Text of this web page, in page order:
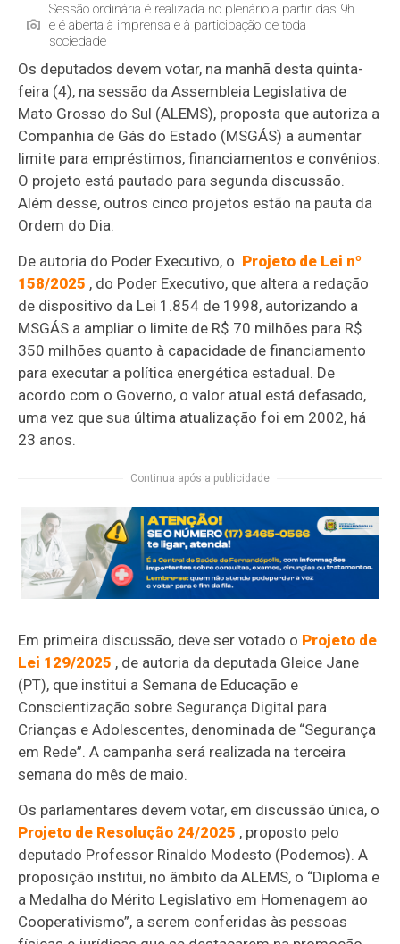
Sessão ordinária é realizada no plenário a partir das 9h
e é aberta à imprensa e à participação de toda
sociedade
Os deputados devem votar, na manhã desta quinta-
feira (4), na sessão da Assembleia Legislativa de
Mato Grosso do Sul (ALEMS), proposta que autoriza a
Companhia de Gás do Estado (MSGÁS) a aumentar
limite para empréstimos, financiamentos e convênios.
O projeto está pautado para segunda discussão.
Além desse, outros cinco projetos estão na pauta da
Ordem do Dia.
De autoria do Poder Executivo, o Projeto de Lei nº
158/2025 , do Poder Executivo, que altera a redação
de dispositivo da Lei 1.854 de 1998, autorizando a
MSGÁS a ampliar o limite de R$ 70 milhões para R$
350 milhões quanto à capacidade de financiamento
para executar a política energética estadual. De
acordo com o Governo, o valor atual está defasado,
uma vez que sua última atualização foi em 2002, há
23 anos.
Continua após a publicidade
Em primeira discussão, deve ser votado o Projeto de
Lei 129/2025 , de autoria da deputada Gleice Jane
(PT), que institui a Semana de Educação e
Conscientização sobre Segurança Digital para
Crianças e Adolescentes, denominada de “Segurança
em Rede”. A campanha será realizada na terceira
semana do mês de maio.
Os parlamentares devem votar, em discussão única, o
Projeto de Resolução 24/2025 , proposto pelo
deputado Professor Rinaldo Modesto (Podemos). A
proposição institui, no âmbito da ALEMS, o “Diploma e
a Medalha do Mérito Legislativo em Homenagem ao
Cooperativismo”, a serem conferidas às pessoas